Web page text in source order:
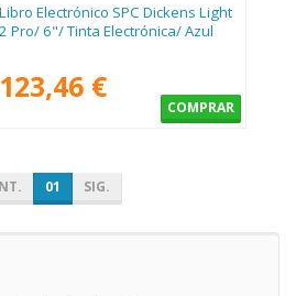
Libro Electrónico SPC Dickens Light
2 Pro/ 6"/ Tinta Electrónica/ Azul
123,46 €
COMPRAR
01 SIG.